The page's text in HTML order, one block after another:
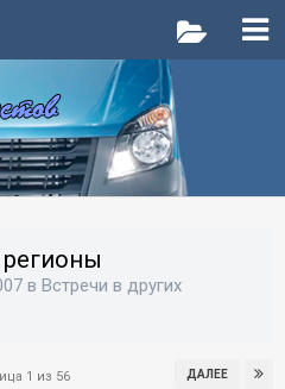
регионы
в Встречи в других
ДАЛЕЕ
1 из 56